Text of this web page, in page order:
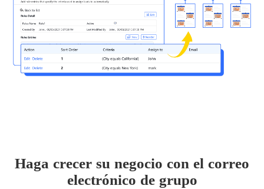
Haga crecer su negocio con el correo
electrónico de grupo